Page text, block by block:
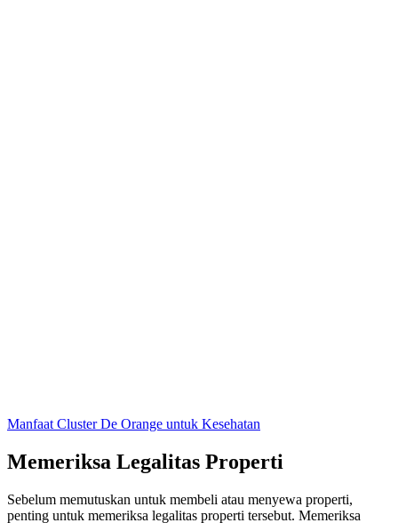
Manfaat Cluster De Orange untuk Kesehatan
Memeriksa Legalitas Properti
Sebelum memutuskan untuk membeli atau menyewa properti,
penting untuk memeriksa legalitas properti tersebut. Memeriksa